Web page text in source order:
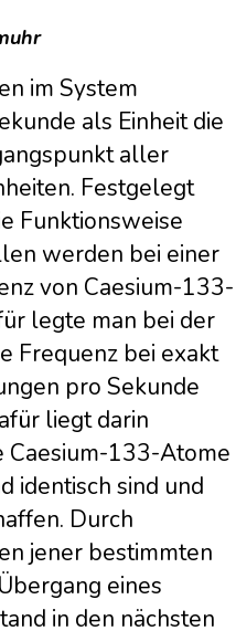
im System
als Einheit die
aller
Festgelegt
Funktionsweise
werden bei einer
von Caesium-133-
legte man bei der
Frequenz bei exakt
pro Sekunde
liegt darin
Caesium-133-Atome
identisch sind und
Durch
jener bestimmten
eines
in den nächsten